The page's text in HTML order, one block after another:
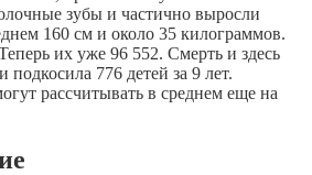
зубы и частично выросли
160 см и около 35 килограммов.
их уже 96 552. Смерть и здесь
подкосила 776 детей за 9 лет.
рассчитывать в среднем еще на